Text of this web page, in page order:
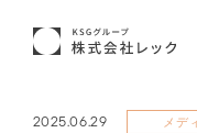
2025.06.29 メデ